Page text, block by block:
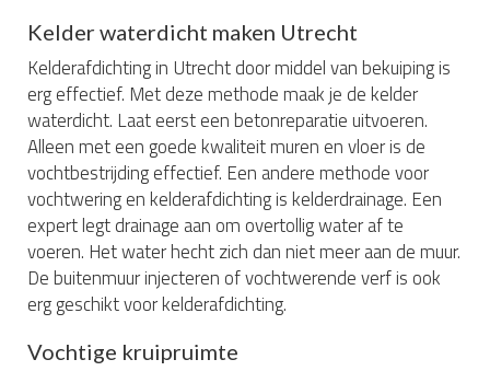
Kelder waterdicht maken Utrecht
Kelderafdichting in Utrecht door middel van bekuiping is
erg effectief. Met deze methode maak je de kelder
waterdicht. Laat eerst een betonreparatie uitvoeren.
Alleen met een goede kwaliteit muren en vloer is de
vochtbestrijding effectief. Een andere methode voor
vochtwering en kelderafdichting is kelderdrainage. Een
expert legt drainage aan om overtollig water af te
voeren. Het water hecht zich dan niet meer aan de muur.
De buitenmuur injecteren of vochtwerende verf is ook
erg geschikt voor kelderafdichting.
Vochtige kruipruimte